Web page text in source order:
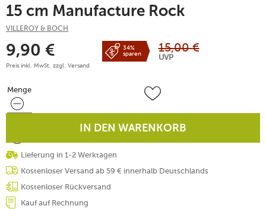
15 cm Manufacture Rock
VILLEROY & BOCH
9,90 €
Preis inkl. MwSt. zzgl. Versand
34%
sparen
15,00 €
UVP
Menge
Menge
IN DEN WARENKORB
Lieferung in 1-2 Werktagen
Kostenloser Versand ab 59 € innerhalb Deutschlands
Kostenloser Rückversand
Kauf auf Rechnung